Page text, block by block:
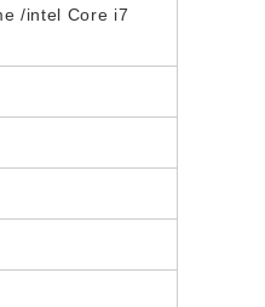
/intel Core i7